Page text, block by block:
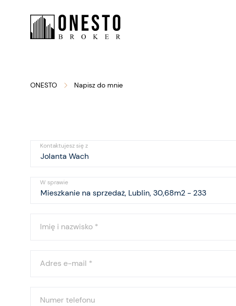
ONESTO Napisz do mnie
Kontaktujesz się z
W sprawie
Imię i nazwisko *
Adres e-mail *
Numer telefonu